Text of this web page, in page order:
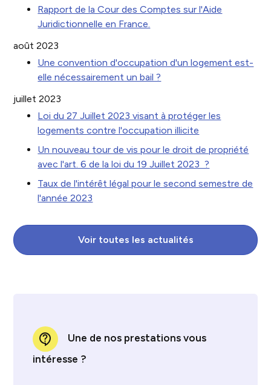
Rapport de la Cour des Comptes sur l'Aide
Juridictionnelle en France.
août 2023
Une convention d'occupation d'un logement est-
elle nécessairement un bail ?
juillet 2023
Loi du 27 Juillet 2023 visant à protéger les
logements contre l'occupation illicite
Un nouveau tour de vis pour le droit de propriété
avec l'art. 6 de la loi du 19 Juillet 2023 ?
Taux de l'intérêt légal pour le second semestre de
l'année 2023
Voir toutes les actualités
contact_support
Une de nos prestations vous
intéresse ?